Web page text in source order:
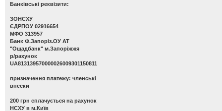
Банківські реквізити:
ЗОНСХУ
ЄДРПОУ 02916654
МФО 313957
Банк Ф.Запоріз.ОУ АТ
"Ощадбанк" м.Запоріжжя
р/рахунок
UA813139570000026009301150811
призначення платежу: членські
внески
200 грн сплачується на рахунок
НСХУ в м.Київ